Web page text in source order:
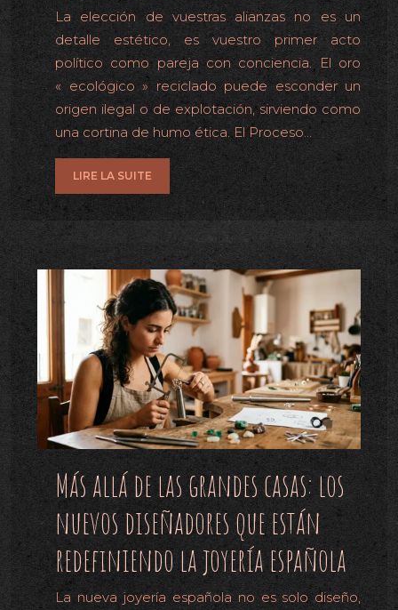
La elección de vuestras alianzas no es un
detalle estético, es vuestro primer acto
político como pareja con conciencia. El oro
« ecológico » reciclado puede esconder un
origen ilegal o de explotación, sirviendo como
una cortina de humo ética. El Proceso…
LIRE LA SUITE
Más allá de las grandes casas: los
nuevos diseñadores que están
redefiniendo la joyería española
La nueva joyería española no es solo diseño,